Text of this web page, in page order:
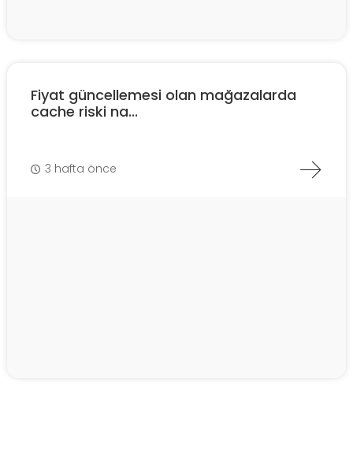
Fiyat güncellemesi olan mağazalarda
cache riski na...
3 hafta önce